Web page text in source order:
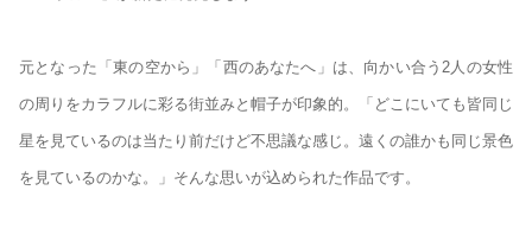
元となった「東の空から」「西のあなたへ」は、向かい合う2人の女性
の周りをカラフルに彩る街並みと帽子が印象的。「どこにいても皆同じ
星を見ているのは当たり前だけど不思議な感じ。遠くの誰かも同じ景色
を見ているのかな。」そんな思いが込められた作品です。